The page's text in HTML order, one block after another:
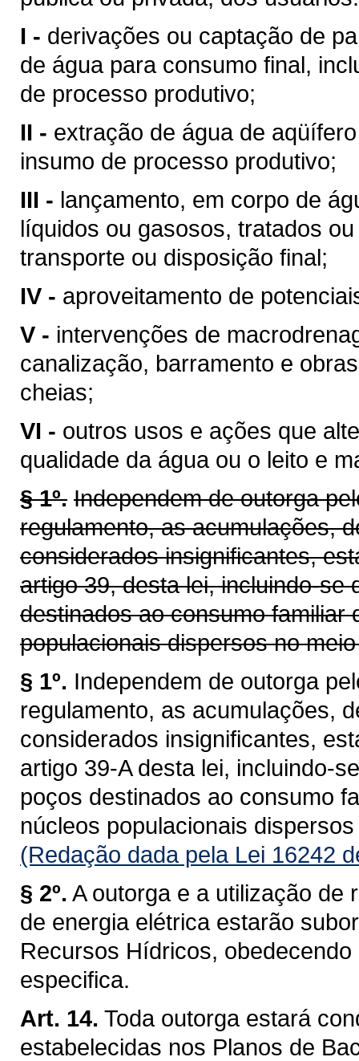
I - derivações ou captação de
de água para consumo final,
de processo produtivo;
II - extração de água de
insumo de processo produtivo;
III - lançamento, em corpo de
líquidos ou gasosos, tratados
transporte ou disposição final;
IV - aproveitamento de
V - intervenções de
canalização, barramento e
cheias;
VI - outros usos e ações que
qualidade da água ou o leito e
§ 1º. Independem de outorga
regulamento, as acumulações,
considerados insignificantes,
artigo 39, desta lei, incluindo-se
destinados ao consumo familiar
populacionais dispersos no
§ 1º. Independem de outorga
regulamento, as acumulações,
considerados insignificantes,
artigo 39-A desta lei, incluindo-
poços destinados ao consumo
núcleos populacionais
(Redação dada pela Lei 16242
§ 2º. A outorga e a utilização de
de energia elétrica estarão
Recursos Hídricos,
especifica.
Art. 14. Toda outorga estará
estabelecidas nos Planos de